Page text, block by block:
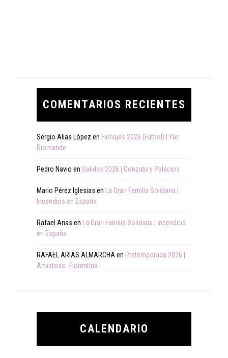
COMENTARIOS RECIENTES
Sergio Alias López en Fichajes 2026 (Fútbol) | Yan
Diomande
Pedro Navio en Salidas 2026 | Gonzalo y Palacios
Mario Pérez Iglesias en
La Gran Familia Solidaria |
Incendios en España
Rafael Arias en
La Gran Familia Solidaria | Incendios
en España
RAFAEL ARIAS ALMARCHA en Pretemporada 2026 |
Amistoso -Fiorentina-
CALENDARIO